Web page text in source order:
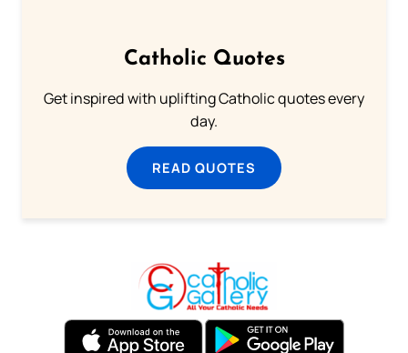
Catholic Quotes
Get inspired with uplifting Catholic quotes every
day.
READ QUOTES